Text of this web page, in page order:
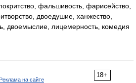
фальшивость, фарисейство,
двоедушие, ханжество,
двоемыслие, лицемерность, комедия
18+
Реклама на сайте